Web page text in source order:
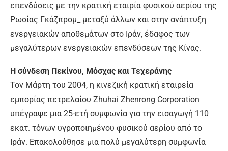
επενδύσεις με την κρατική εταιρία φυσικού αερίου της
Ρωσίας Γκάζπρομ_ μεταξύ άλλων και στην ανάπτυξη
ενεργειακών αποθεμάτων στο Ιράν, έδαφος των
μεγαλύτερων ενεργειακών επενδύσεων της Κίνας.
Η σύνδεση Πεκίνου, Μόσχας και Τεχεράνης
Τον Μάρτη του 2004, η κινεζική κρατική εταιρεία
εμπορίας πετρελαίου Zhuhai Zhenrong Corporation
υπέγραψε μια 25-ετή συμφωνία για την εισαγωγή 110
εκατ. τόνων υγροποιημένου φυσικού αερίου από το
Ιράν. Επακολούθησε μια πολύ μεγαλύτερη συμφωνία